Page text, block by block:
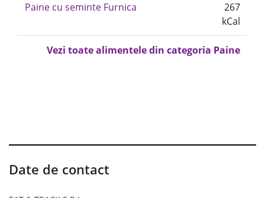
Paine cu seminte Furnica
267
kCal
Vezi toate alimentele din categoria Paine
Date de contact